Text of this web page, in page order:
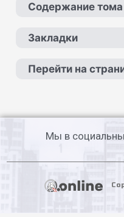
Содержание тома
Закладки
Перейти на
Мы в